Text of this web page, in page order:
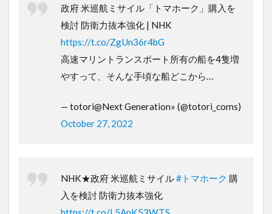
政府 米巡航ミサイル「トマホーク」購入を
検討 防衛力抜本強化 | NHK
https://t.co/ZgUn36r4bG
高速マリントランスポート所有の船を4隻増
やすって、そんな手頃な船どこから…
— totori@Next Generation» (@totori_coms)
October 27, 2022
NHK★政府 米巡航ミサイル#トマホーク 購
入を検討 防衛力抜本強化